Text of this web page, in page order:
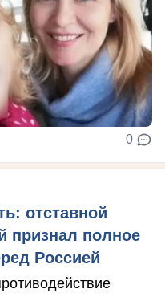
0
отставной
признал полное
Россией